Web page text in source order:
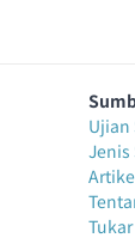
Ujian
Jenis